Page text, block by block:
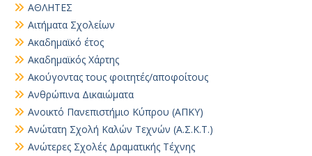
ΑΘΛΗΤΕΣ
Αιτήματα Σχολείων
Ακαδημαϊκό έτος
Ακαδημαϊκός Χάρτης
Ακούγοντας τους φοιτητές/αποφοίτους
Ανθρώπινα Δικαιώματα
Ανοικτό Πανεπιστήμιο Κύπρου (ΑΠΚΥ)
Ανώτατη Σχολή Καλών Τεχνών (Α.Σ.Κ.Τ.)
Ανώτερες Σχολές Δραματικής Τέχνης